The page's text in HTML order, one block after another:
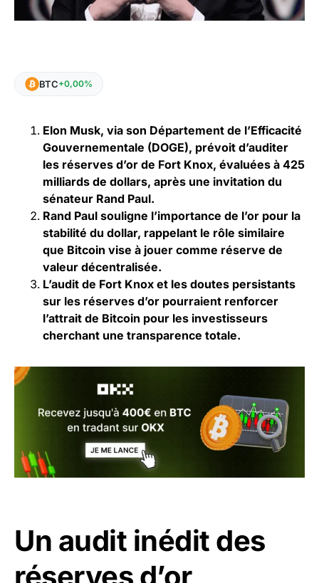
BTC+0,00%
Elon Musk, via son Département de l’Efficacité
Gouvernementale (DOGE), prévoit d’auditer
les réserves d’or de Fort Knox, évaluées à 425
milliards de dollars, après une invitation du
sénateur Rand Paul.
Rand Paul souligne l’importance de l’or pour la
stabilité du dollar, rappelant le rôle similaire
que Bitcoin vise à jouer comme réserve de
valeur décentralisée.
L’audit de Fort Knox et les doutes persistants
sur les réserves d’or pourraient renforcer
l’attrait de Bitcoin pour les investisseurs
cherchant une transparence totale.
Un audit inédit des